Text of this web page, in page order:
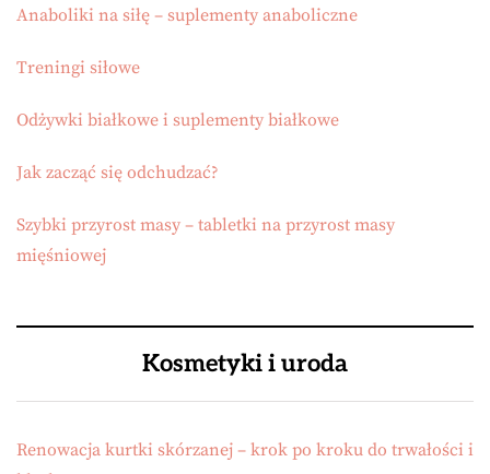
Anaboliki na siłę – suplementy anaboliczne
Treningi siłowe
Odżywki białkowe i suplementy białkowe
Jak zacząć się odchudzać?
Szybki przyrost masy – tabletki na przyrost masy
mięśniowej
Kosmetyki i uroda
Renowacja kurtki skórzanej – krok po kroku do trwałości i